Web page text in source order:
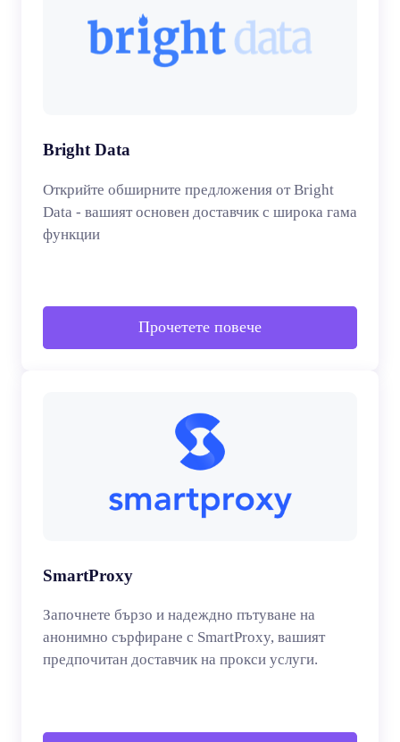
Bright Data
Открийте обширните предложения от Bright
Data - вашият основен доставчик с широка гама
функции
Прочетете повече
SmartProxy
Започнете бързо и надеждно пътуване на
анонимно сърфиране с SmartProxy, вашият
предпочитан доставчик на прокси услуги.